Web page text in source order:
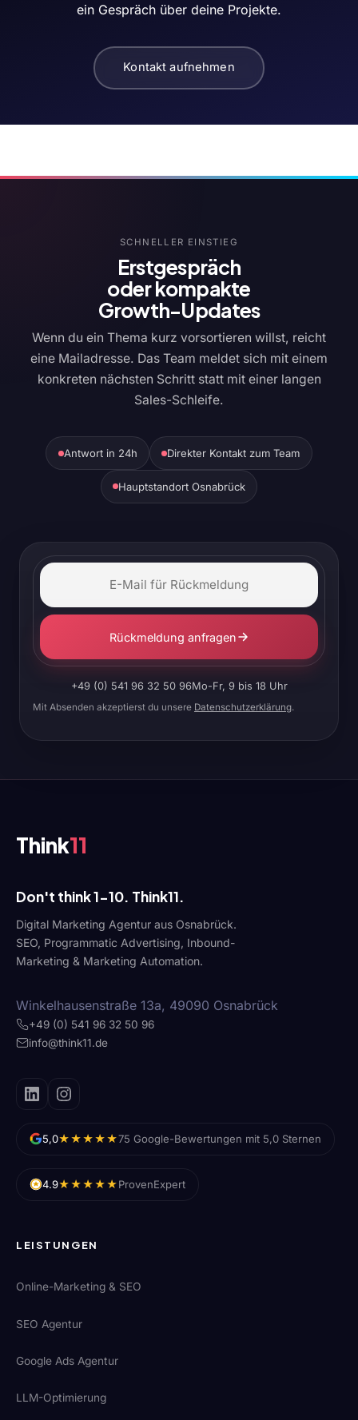
ein Gespräch über deine Projekte.
Kontakt aufnehmen
SCHNELLER EINSTIEG
Erstgespräch
oder kompakte
Growth-Updates
Wenn du ein Thema kurz vorsortieren willst, reicht
eine Mailadresse. Das Team meldet sich mit einem
konkreten nächsten Schritt statt mit einer langen
Sales-Schleife.
Antwort in 24h Direkter Kontakt zum Team
Hauptstandort Osnabrück
Rückmeldung anfragen
+49 (0) 541 96 32 50 96Mo-Fr, 9 bis 18 Uhr
Mit Absenden akzeptierst du unsere Datenschutzerklärung.
Think11
Don't think 1-10. Think11.
Digital Marketing Agentur aus Osnabrück.
SEO, Programmatic Advertising, Inbound-
Marketing & Marketing Automation.
Winkelhausenstraße 13a, 49090 Osnabrück
+49 (0) 541 96 32 50 96
info@think11.de
5,0★★★★★75 Google-Bewertungen mit 5,0 Sternen
4.9★★★★★ProvenExpert
LEISTUNGEN
Online-Marketing & SEO
SEO Agentur
Google Ads Agentur
LLM-Optimierung